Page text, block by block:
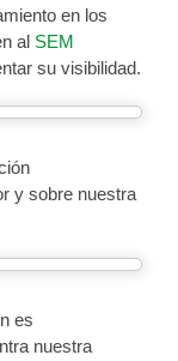
en los
al SEM
su visibilidad.
y sobre nuestra
es
nuestra